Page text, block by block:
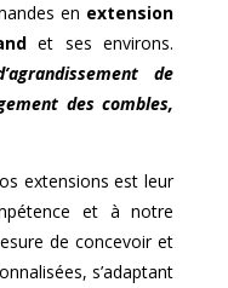
en extension
et ses environs.
de
des combles,
extensions est leur
et à notre
de concevoir et
s’adaptant